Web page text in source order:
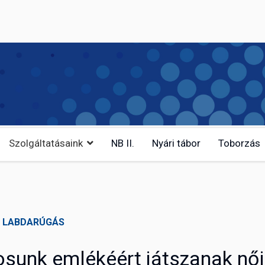
Szolgáltatásaink NB II. Nyári tábor Toborzás
LABDARÚGÁS
emlékéért játszanak női